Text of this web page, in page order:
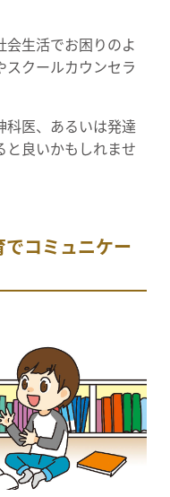
会生活でお困りのよ
スクールカウンセラ
科医、あるいは発達
と良いかもしれませ
コミュニケー